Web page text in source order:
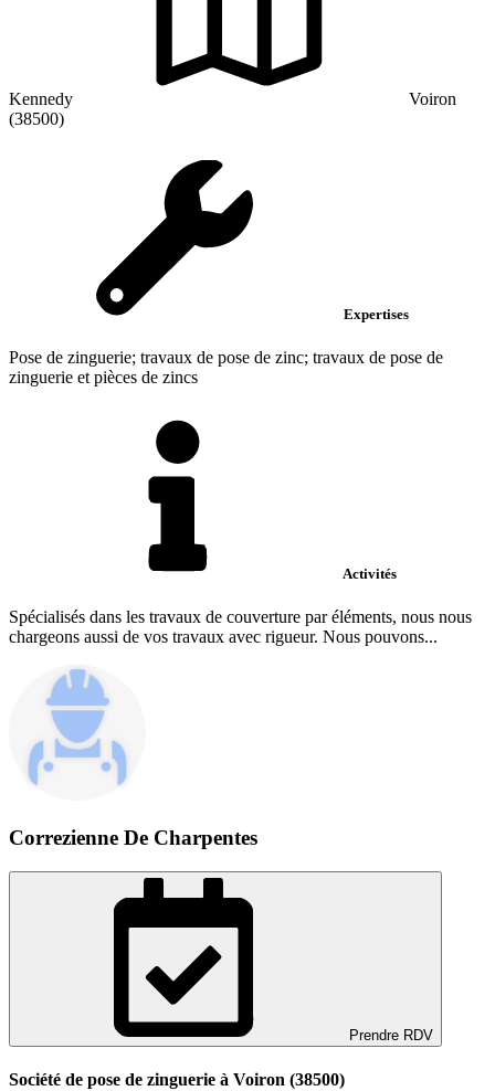
Kennedy
Voiron
(38500)
Expertises
Pose de zinguerie; travaux de pose de zinc; travaux de pose de
zinguerie et pièces de zincs
Activités
Spécialisés dans les travaux de couverture par éléments, nous nous
chargeons aussi de vos travaux avec rigueur. Nous pouvons...
Correzienne De Charpentes
Prendre RDV
Société de pose de zinguerie à Voiron (38500)